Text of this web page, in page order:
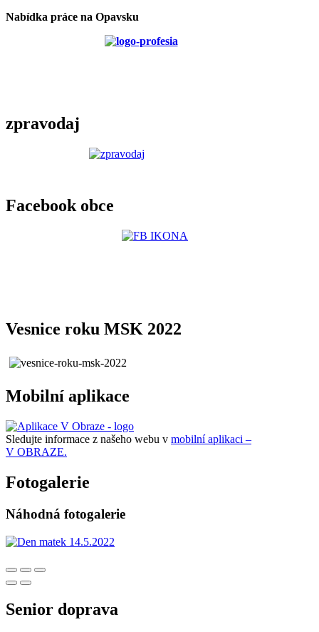
Nabídka práce na Opavsku
zpravodaj
Facebook obce
Vesnice roku MSK 2022
Mobilní aplikace
Sledujte informace z našeho webu v mobilní aplikaci –
V OBRAZE.
Fotogalerie
Náhodná fotogalerie
Senior doprava